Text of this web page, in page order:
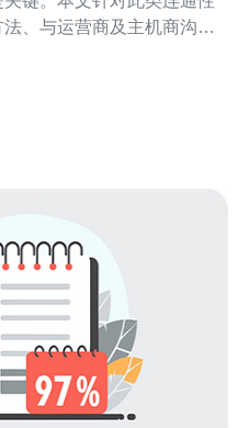
、与运营商及主机商沟通